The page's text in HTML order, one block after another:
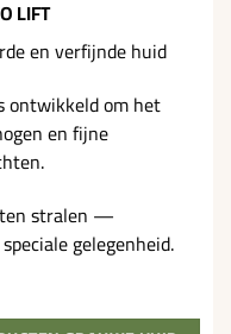
LIFT
en verfijnde huid
ontwikkeld om het
en fijne
stralen —
gelegenheid.